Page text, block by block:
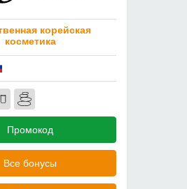
корейская
косметика
Промокод
Все бонусы